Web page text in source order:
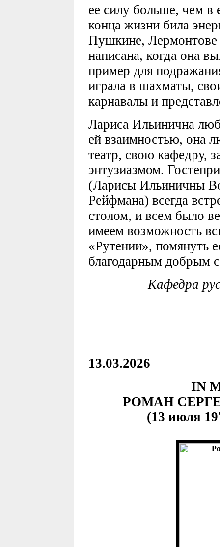
ее силу больше, чем в
конца жизни била
Пушкине, Лермонтове
написана, когда она
пример для
играла в шахматы,
карнавалы и
Лариса Ильинична
ей взаимностью, она
театр, свою кафедру,
энтузиазмом.
(Ларисы Ильиничны
Рейфмана) всегда
столом, и всем было
имеем возможность
«Рутении», помянуть
благодарным добрым
Кафедра
13.03.2026
IN
РОМАН
(13 июля